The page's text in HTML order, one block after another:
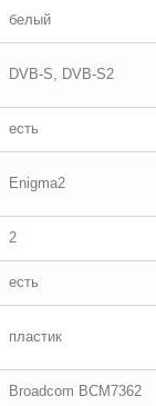
белый
DVB-S, DVB-S2
есть
Enigma2
2
есть
пластик
Broadcom BCM7362